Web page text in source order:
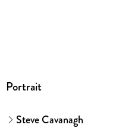
GTIN
Portrait
Steve Cavanagh